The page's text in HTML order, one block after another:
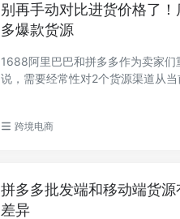
别再手动对比进货价格了
多爆款货源
1688阿里巴巴和拼多多作为卖家
说，需要经常性对2个货源渠道从
跨境电商
拼多多批发端和移动端货
差异